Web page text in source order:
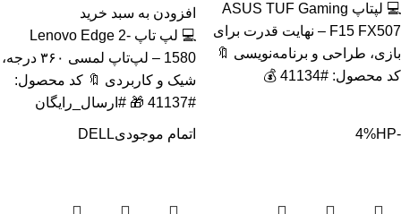
💻 لپتاپ ASUS TUF Gaming
F15 FX507 – نهایت قدرت برای
بازی، طراحی و برنامه‌نویسی 🔖
کد محصول: #41134 💰
افزودن به سبد خرید
💻 لپ تاپ Lenovo Edge 2-
1580 – لپ‌تاپ لمسی ۳۶۰ درجه،
شیک و کاربردی 🔖 کد محصول:
#41137 🎁 #ارسال_رایگان
-4%
HP اتمام موجودیDELL